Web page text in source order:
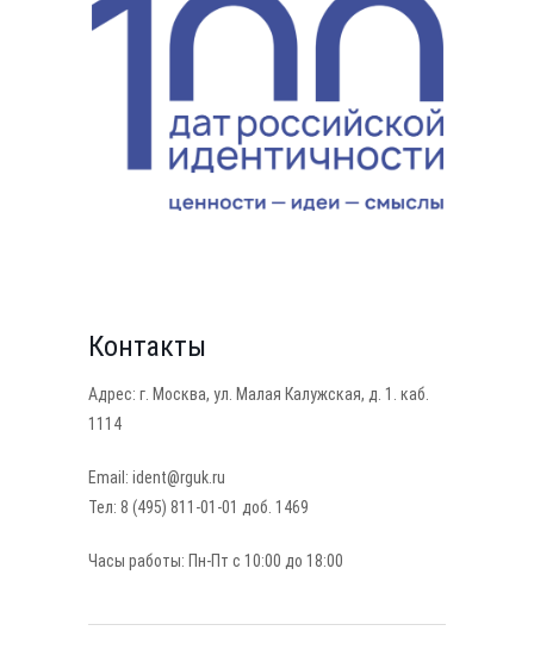
Контакты
Адрес: г. Москва, ул. Малая Калужская, д. 1. каб.
1114
Email: ident@rguk.ru
Тел: 8 (495) 811-01-01 доб. 1469
Часы работы: Пн-Пт с 10:00 до 18:00